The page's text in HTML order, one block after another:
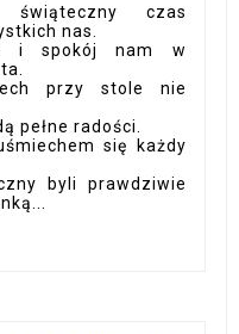
czas
nas.
i spokój nam w
przy stole nie
pełne radości.
się każdy
byli prawdziwie